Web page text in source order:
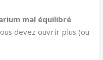
mal équilibré
devez ouvrir plus (ou